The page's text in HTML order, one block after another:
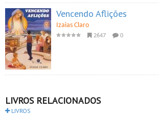
Vencendo Aflições
Izaias Claro
2647 0
LIVROS RELACIONADOS
LIVROS